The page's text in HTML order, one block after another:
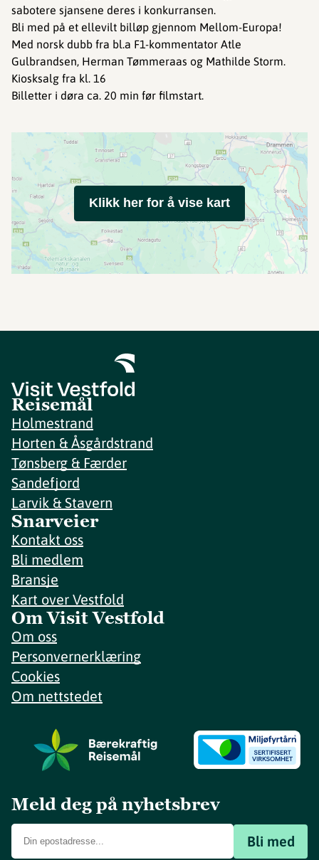
sabotere sjansene deres i konkurransen.
Bli med på et ellevilt billøp gjennom Mellom-Europa!
Med norsk dubb fra bl.a F1-kommentator Atle
Gulbrandsen, Herman Tømmeraas og Mathilde Storm.
Kiosksalg fra kl. 16
Billetter i døra ca. 20 min før filmstart.
Klikk her for å vise kart
Reisemål
Holmestrand
Horten & Åsgårdstrand
Tønsberg & Færder
Sandefjord
Larvik & Stavern
Snarveier
Kontakt oss
Bli medlem
Bransje
Kart over Vestfold
Om Visit Vestfold
Om oss
Personvernerklæring
Cookies
Om nettstedet
Meld deg på nyhetsbrev
Bli med